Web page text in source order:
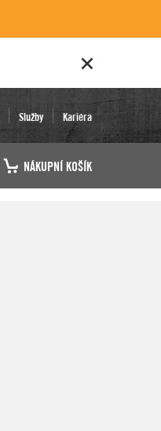
Služby Kariéra
NÁKUPNÍ KOŠÍK